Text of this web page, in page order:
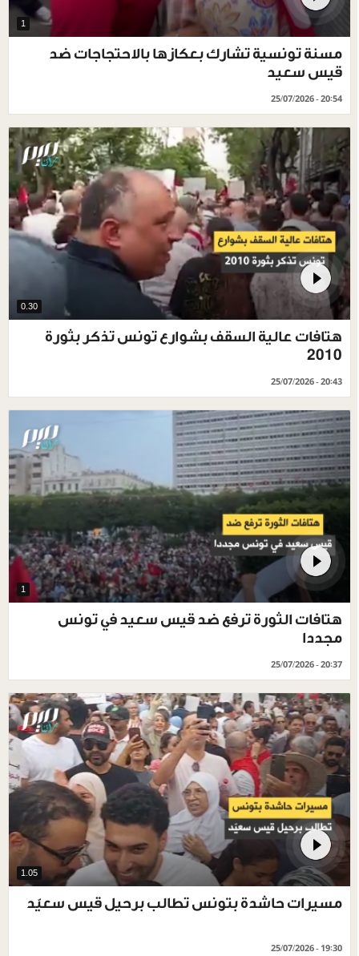
1
مسنة تونسية تشارك بعكازها بالاحتجاجات ضد
قيس سعيد
25/07/2026 - 20:54
0.30
هتافات عالية السقف بشوارع تونس تذكر بثورة
2010
25/07/2026 - 20:43
1
هتافات الثورة ترفع ضد قيس سعيد في تونس
مجددا
25/07/2026 - 20:37
1.05
مسيرات حاشدة بتونس تطالب برحيل قيس سعيّد
25/07/2026 - 19:30